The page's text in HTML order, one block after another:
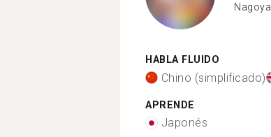
Nagoya
HABLA FLUIDO
Chino (simplificado)
APRENDE
Japonés